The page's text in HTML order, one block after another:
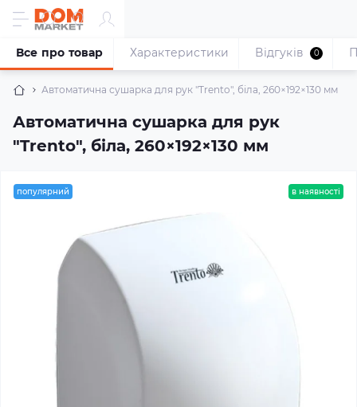
Автоматична сушарка для рук "Trento", біла, 260×192×130 мм
Автоматична сушарка для рук
"Trento", біла, 260×192×130 мм
Все про товар Характеристики Відгуків 0
популярний в наявності